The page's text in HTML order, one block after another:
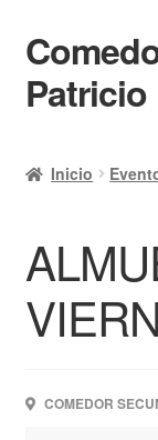
Ir
a
la
Ir
al
contenido
Patricio
Calendario
Mi cuenta
Ayuda Rapida
Finalizar
Inicio
COMEDOR